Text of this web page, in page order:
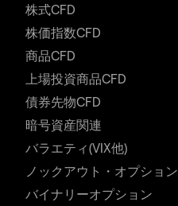
株式CFD
株価指数CFD
商品CFD
上場投資商品CFD
債券先物CFD
暗号資産関連
バラエティ(VIX他)
ノックアウト・オプション
バイナリーオプション